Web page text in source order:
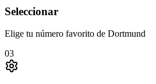
Seleccionar
Elige tu número favorito de Dortmund
03